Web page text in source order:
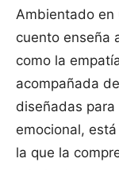
Ambientado en
cuento enseña
como la
acompañada
diseñadas
emocional,
la que la